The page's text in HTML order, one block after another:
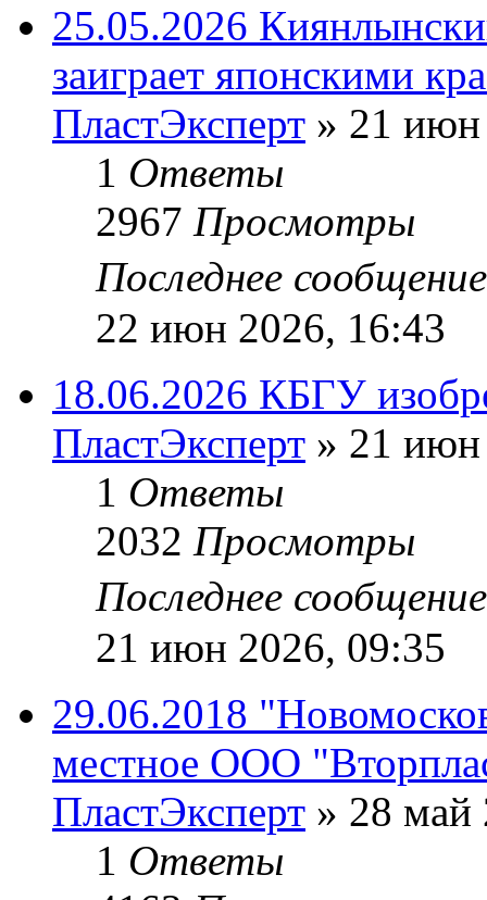
25.05.2026
заиграет японскими
ПластЭксперт » 21 июн
1 Ответы
2967 Просмотры
Последнее
22 июн 2026, 16:43
18.06.2026 КБГУ
ПластЭксперт » 21 июн
1 Ответы
2032 Просмотры
Последнее
21 июн 2026, 09:35
29.06.2018
местное ООО
ПластЭксперт » 28 май
1 Ответы